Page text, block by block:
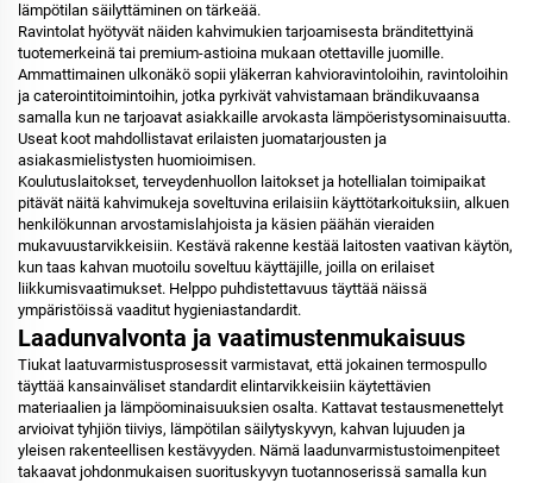
lämpötilan säilyttäminen on tärkeää.
Ravintolat hyötyvät näiden kahvimukien tarjoamisesta bränditettyinä
tuotemerkeinä tai premium-astioina mukaan otettaville juomille.
Ammattimainen ulkonäkö sopii yläkerran kahvioravintoloihin, ravintoloihin
ja caterointitoimintoihin, jotka pyrkivät vahvistamaan brändikuvaansa
samalla kun ne tarjoavat asiakkaille arvokasta lämpöeristysominaisuutta.
Useat koot mahdollistavat erilaisten juomatarjousten ja
asiakasmielistysten huomioimisen.
Koulutuslaitokset, terveydenhuollon laitokset ja hotellialan toimipaikat
pitävät näitä kahvimukeja soveltuvina erilaisiin käyttötarkoituksiin, alkuen
henkilökunnan arvostamislahjoista ja käsien päähän vieraiden
mukavuustarvikkeisiin. Kestävä rakenne kestää laitosten vaativan käytön,
kun taas kahvan muotoilu soveltuu käyttäjille, joilla on erilaiset
liikkumisvaatimukset. Helppo puhdistettavuus täyttää näissä
ympäristöissä vaaditut hygieniastandardit.
Laadunvalvonta ja vaatimustenmukaisuus
Tiukat laatuvarmistusprosessit varmistavat, että jokainen termospullo
täyttää kansainväliset standardit elintarvikkeisiin käytettävien
materiaalien ja lämpöominaisuuksien osalta. Kattavat testausmenettelyt
arvioivat tyhjiön tiiviys, lämpötilan säilytyskyvyn, kahvan lujuuden ja
yleisen rakenteellisen kestävyyden. Nämä laadunvarmistustoimenpiteet
takaavat johdonmukaisen suorituskyvyn tuotannoserissä samalla kun